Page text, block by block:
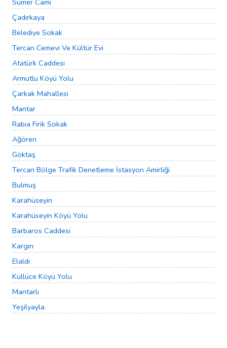
Sümer Cami
Çadırkaya
Belediye Sokak
Tercan Cemevi Ve Kültür Evi
Atatürk Caddesi
Armutlu Köyü Yolu
Çarkak Mahallesi
Mantar
Rabia Firik Sokak
Ağören
Göktaş
Tercan Bölge Trafik Denetleme İstasyon Amirliği
Bulmuş
Karahüseyin
Karahüseyin Köyü Yolu
Barbaros Caddesi
Kargın
Elaldı
Küllüce Köyü Yolu
Mantarlı
Yeşilyayla